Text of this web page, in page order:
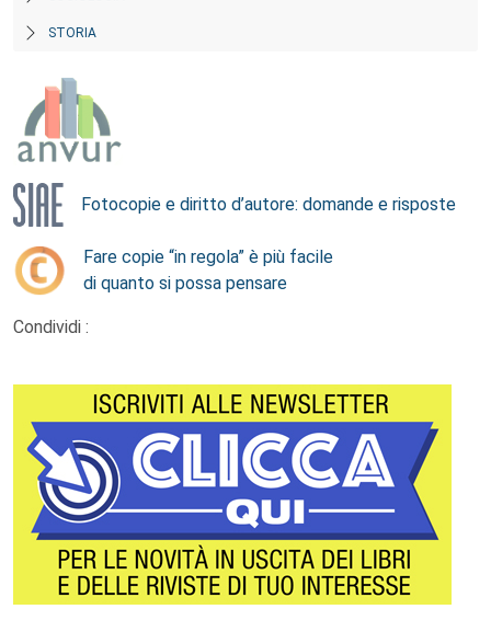
STORIA
Fotocopie e diritto d’autore: domande e risposte
Fare copie “in regola” è più facile
di quanto si possa pensare
Condividi :